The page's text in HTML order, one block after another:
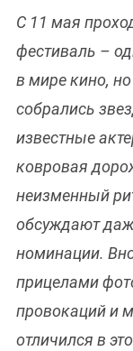
С 11 мая
фестиваль –
в мире кино,
собрались
известные
ковровая
неизменный
обсуждают
номинации.
прицелами
провокаций и
отличился в